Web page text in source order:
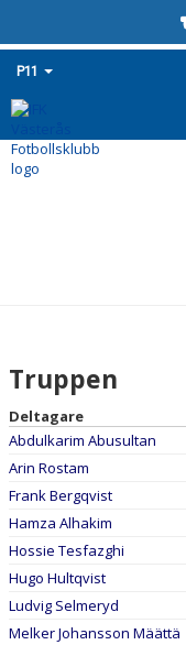
P11
HEM
BILDGALLERI
DOKUMENT
KONTAKT
Truppen
Deltagare
Abdulkarim Abusultan
Arin Rostam
Frank Bergqvist
Hamza Alhakim
Hossie Tesfazghi
Hugo Hultqvist
Ludvig Selmeryd
Melker Johansson Määttä